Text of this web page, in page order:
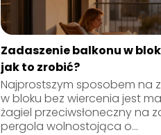
Zadaszenie balkonu w
jak to zrobić?
Najprostszym sposobem na
w bloku bez wiercenia jest
żagiel przeciwsłoneczny na
pergola wolnostojąca o...